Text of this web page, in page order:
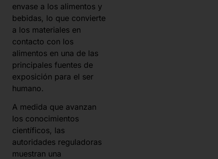
envase a los alimentos y
bebidas, lo que convierte
a los materiales en
contacto con los
alimentos en una de las
principales fuentes de
exposición para el ser
humano.
A medida que avanzan
los conocimientos
científicos, las
autoridades reguladoras
muestran una